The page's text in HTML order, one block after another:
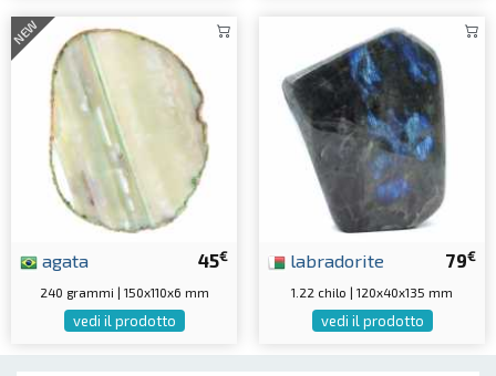
NEW
45€
agata
240 grammi | 150x110x6 mm
vedi il prodotto
79€
labradorite
1.22 chilo | 120x40x135 mm
vedi il prodotto